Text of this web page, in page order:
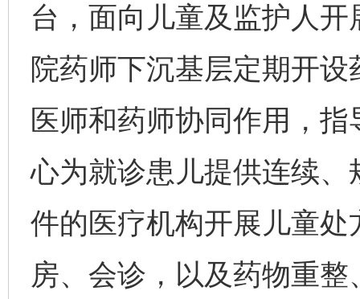
台，面向儿童及监护人
院药师下沉基层定期开
医师和药师协同作用，
心为就诊患儿提供连续
件的医疗机构开展儿童
房、会诊，以及药物重